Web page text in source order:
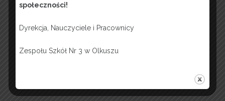
społeczności!
Dyrekcja, Nauczyciele i Pracownicy
Zespołu Szkół Nr 3 w Olkuszu